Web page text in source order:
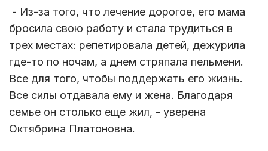
- Из-за того, что лечение дорогое, его мама
бросила свою работу и стала трудиться в
трех местах: репетировала детей, дежурила
где-то по ночам, а днем стряпала пельмени.
Все для того, чтобы поддержать его жизнь.
Все силы отдавала ему и жена. Благодаря
семье он столько еще жил, - уверена
Октябрина Платоновна.